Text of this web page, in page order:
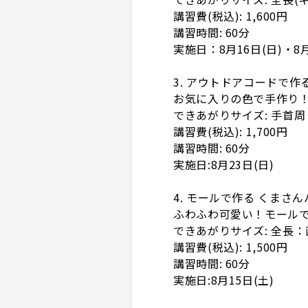
講習費(税込): 1,600円
講習時間: 60分
実施日：8月16日(日)・8
3. アウトドアコードで作
お気に入りの色で手作り
できあがりサイズ: 手首
講習費(税込): 1,700円
講習時間: 60分
実施日:8月23日(日)
4. モールで作る くまさ
ふわふわ可愛い！モール
できあがりサイズ: 全長
講習費(税込): 1,500円
講習時間: 60分
実施日:8月15日(土)